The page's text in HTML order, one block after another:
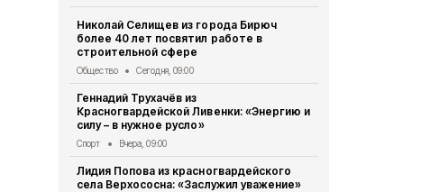
Николай Селищев из города Бирюч
более 40 лет посвятил работе в
строительной сфере
Общество Сегодня, 09:00
Геннадий Трухачёв из
Красногвардейской Ливенки: «Энергию и
силу – в нужное русло»
Спорт Вчера, 09:00
Лидия Попова из красногвардейского
села Верхососна: «Заслужил уважение»